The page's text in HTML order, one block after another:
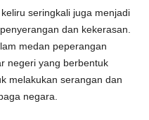
seringkali juga menjadi
dan kekerasan.
medan peperangan
negeri yang berbentuk
melakukan serangan dan
negara.